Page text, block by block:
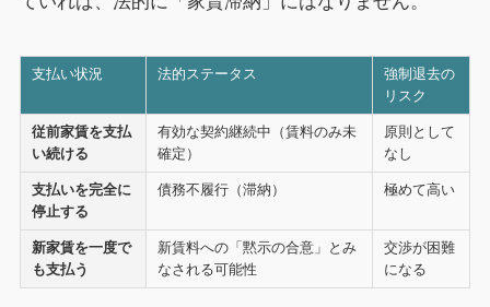
支払い状況 法的ステータス
強制退去の
リスク
従前家賃を支払
い続ける
有効な契約継続中（賃料のみ未
確定）
原則として
なし
支払いを完全に
停止する
債務不履行（滞納） 極めて高い
新家賃を一度で
も支払う
新賃料への「黙示の合意」とみ
なされる可能性
交渉が困難
になる